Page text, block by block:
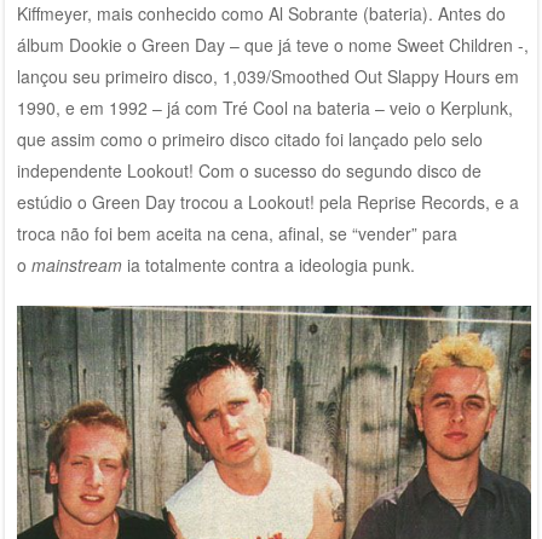
Kiffmeyer, mais conhecido como Al Sobrante (bateria). Antes do
álbum Dookie o Green Day – que já teve o nome Sweet Children -,
lançou seu primeiro disco, 1,039/Smoothed Out Slappy Hours em
1990, e em 1992 – já com Tré Cool na bateria – veio o Kerplunk,
que assim como o primeiro disco citado foi lançado pelo selo
independente Lookout! Com o sucesso do segundo disco de
estúdio o Green Day trocou a Lookout! pela Reprise Records, e a
troca não foi bem aceita na cena, afinal, se “vender” para
o mainstream ia totalmente contra a ideologia punk.